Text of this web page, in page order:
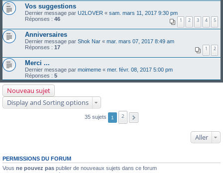
Vos suggestions
Dernier message par U2LOVER « sam. mars 11, 2017 9:30 pm
Réponses : 46 1 2 3 4 5
Anniversaires
Dernier message par Shok Nar « mar. mars 07, 2017 8:49 am
Réponses : 17 1 2
Merci ...
Dernier message par moimeme « mer. févr. 08, 2017 5:00 pm
Réponses : 5
Nouveau sujet
Display and Sorting options
35 sujets 1 2
Aller
PERMISSIONS DU FORUM
Vous ne pouvez pas publier de nouveaux sujets dans ce forum